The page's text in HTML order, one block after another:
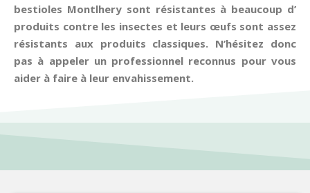
bestioles Montlhery sont résistantes à beaucoup d’
produits contre les insectes et leurs œufs sont assez
résistants aux produits classiques. N’hésitez donc
pas à appeler un professionnel reconnus pour vous
aider à faire à leur envahissement.